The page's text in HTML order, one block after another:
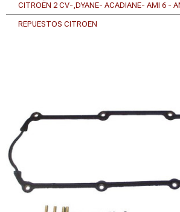
CITROËN 2 CV-,DYANE- ACADIANE- AMI 6 -
REPUESTOS CITROEN